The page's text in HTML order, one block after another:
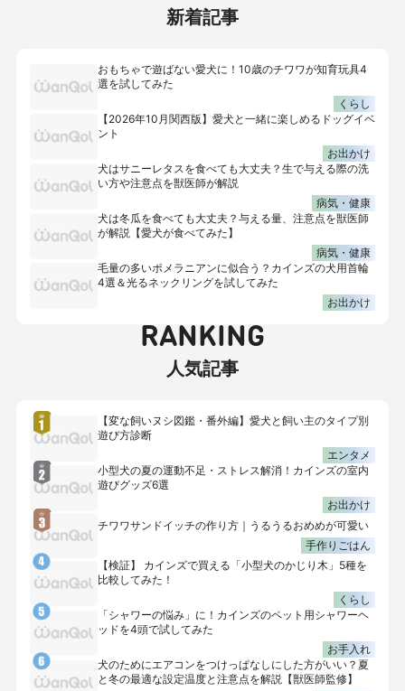
新着記事
おもちゃで遊ばない愛犬に！10歳のチワワが知育玩具4
選を試してみた
くらし
【2026年10月関西版】愛犬と一緒に楽しめるドッグイベ
ント
お出かけ
犬はサニーレタスを食べても大丈夫？生で与える際の洗
い方や注意点を獣医師が解説
病気・健康
犬は冬瓜を食べても大丈夫？与える量、注意点を獣医師
が解説【愛犬が食べてみた】
病気・健康
毛量の多いポメラニアンに似合う？カインズの犬用首輪
4選＆光るネックリングを試してみた
お出かけ
RANKING
人気記事
【変な飼いヌシ図鑑・番外編】愛犬と飼い主のタイプ別
遊び方診断
エンタメ
小型犬の夏の運動不足・ストレス解消！カインズの室内
遊びグッズ6選
お出かけ
チワワサンドイッチの作り方｜うるうるおめめが可愛い
手作りごはん
【検証】 カインズで買える「小型犬のかじり木」5種を
比較してみた！
くらし
「シャワーの悩み」に！カインズのペット用シャワーヘ
ッドを4頭で試してみた
お手入れ
犬のためにエアコンをつけっぱなしにした方がいい？夏
と冬の最適な設定温度と注意点を解説【獣医師監修】